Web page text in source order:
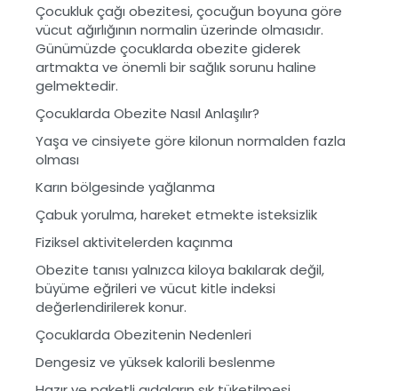
Çocukluk çağı obezitesi, çocuğun boyuna göre
vücut ağırlığının normalin üzerinde olmasıdır.
Günümüzde çocuklarda obezite giderek
artmakta ve önemli bir sağlık sorunu haline
gelmektedir.
Çocuklarda Obezite Nasıl Anlaşılır?
Yaşa ve cinsiyete göre kilonun normalden fazla
olması
Karın bölgesinde yağlanma
Çabuk yorulma, hareket etmekte isteksizlik
Fiziksel aktivitelerden kaçınma
Obezite tanısı yalnızca kiloya bakılarak değil,
büyüme eğrileri ve vücut kitle indeksi
değerlendirilerek konur.
Çocuklarda Obezitenin Nedenleri
Dengesiz ve yüksek kalorili beslenme